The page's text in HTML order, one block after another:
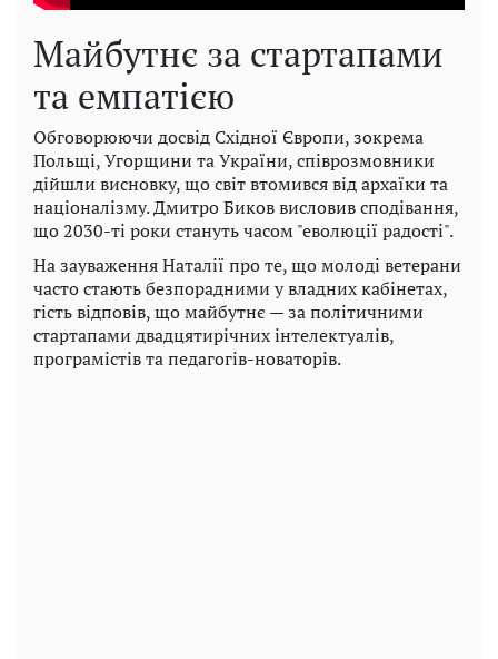
Майбутнє за стартапами
та емпатією
Обговорюючи досвід Східної Європи, зокрема
Польщі, Угорщини та України, співрозмовники
дійшли висновку, що світ втомився від архаїки та
націоналізму. Дмитро Биков висловив сподівання,
що 2030-ті роки стануть часом "еволюції радості".
На зауваження Наталії про те, що молоді ветерани
часто стають безпорадними у владних кабінетах,
гість відповів, що майбутнє — за політичними
стартапами двадцятирічних інтелектуалів,
програмістів та педагогів-новаторів.